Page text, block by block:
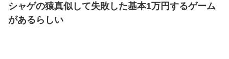
シャゲの猿真似して失敗した基本1万円するゲーム
があるらしい